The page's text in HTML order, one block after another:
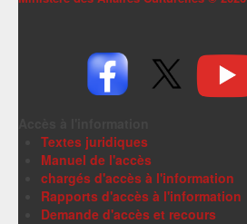
Textes juridiques
Manuel de l'accès
chargés d'accès à l'information
Rapports d'accès à l'information
Demande d'accès et recours